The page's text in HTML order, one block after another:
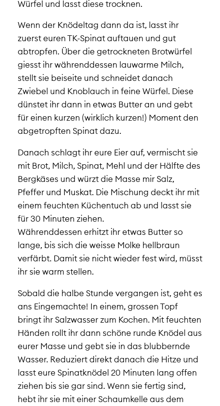
Würfel und lasst diese trocknen.
Wenn der Knödeltag dann da ist, lasst ihr
zuerst euren TK-Spinat auftauen und gut
abtropfen. Über die getrockneten Brotwürfel
giesst ihr währenddessen lauwarme Milch,
stellt sie beiseite und schneidet danach
Zwiebel und Knoblauch in feine Würfel. Diese
dünstet ihr dann in etwas Butter an und gebt
für einen kurzen (wirklich kurzen!) Moment den
abgetropften Spinat dazu.
Danach schlagt ihr eure Eier auf, vermischt sie
mit Brot, Milch, Spinat, Mehl und der Hälfte des
Bergkäses und würzt die Masse mir Salz,
Pfeffer und Muskat. Die Mischung deckt ihr mit
einem feuchten Küchentuch ab und lasst sie
für 30 Minuten ziehen.
Währenddessen erhitzt ihr etwas Butter so
lange, bis sich die weisse Molke hellbraun
verfärbt. Damit sie nicht wieder fest wird, müsst
ihr sie warm stellen.
Sobald die halbe Stunde vergangen ist, geht es
ans Eingemachte! In einem, grossen Topf
bringt ihr Salzwasser zum Kochen. Mit feuchten
Händen rollt ihr dann schöne runde Knödel aus
eurer Masse und gebt sie in das blubbernde
Wasser. Reduziert direkt danach die Hitze und
lasst eure Spinatknödel 20 Minuten lang offen
ziehen bis sie gar sind. Wenn sie fertig sind,
hebt ihr sie mit einer Schaumkelle aus dem